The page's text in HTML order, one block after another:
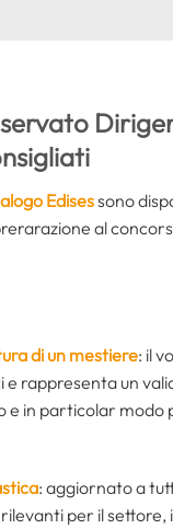
Edisessono
al
di un mestiere: il
e rappresenta un
e in particolar modo
: aggiornato a
per il settore,